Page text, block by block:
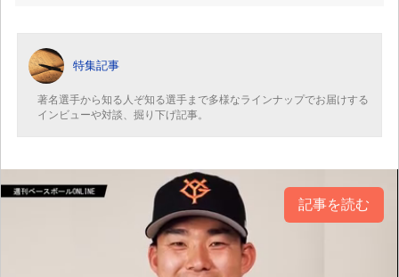
特集記事
著名選手から知る人ぞ知る選手まで多様なラインナップでお届けする
インビューや対談、掘り下げ記事。
記事を読む